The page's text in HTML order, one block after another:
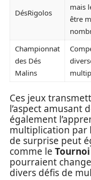
DésRigolos
mais
être
Championnat
des Dés
Malins
Ces jeux
l’aspect amusant
également
multiplication par
de surprise peut
comme le
pourraient
divers défis de